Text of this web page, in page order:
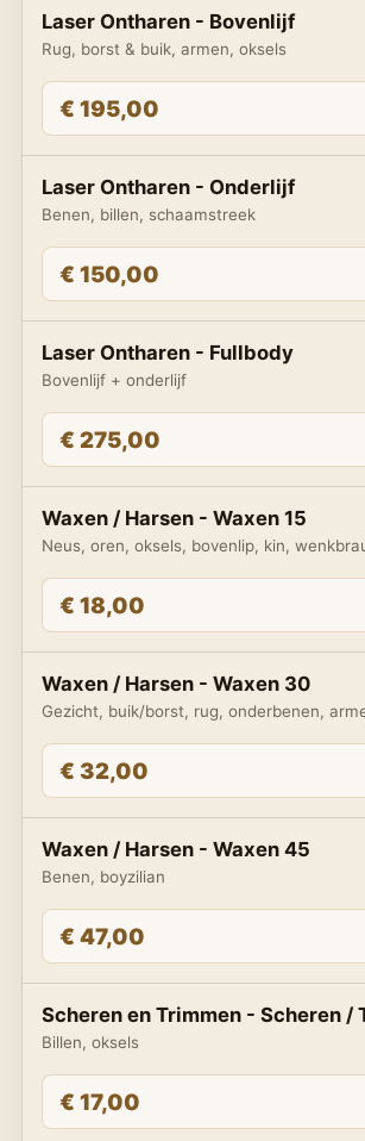
Laser Ontharen - Bovenlijf
Rug, borst & buik, armen, oksels
€ 195,00
Laser Ontharen - Onderlijf
Benen, billen, schaamstreek
€ 150,00
Laser Ontharen - Fullbody
Bovenlijf + onderlijf
€ 275,00
Waxen / Harsen - Waxen 15
Neus, oren, oksels, bovenlip, kin,
€ 18,00
Waxen / Harsen - Waxen 30
Gezicht, buik/borst, rug, onderbenen,
€ 32,00
Waxen / Harsen - Waxen 45
Benen, boyzilian
€ 47,00
Scheren en Trimmen - Scheren /
Billen, oksels
€ 17,00